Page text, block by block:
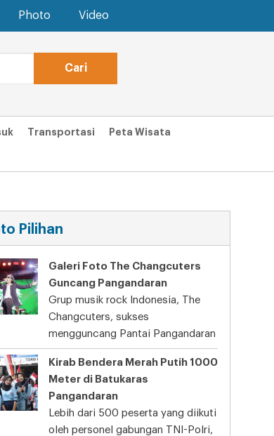
Photo Video
Transportasi Peta Wisata
Pilihan
Galeri Foto The Changcuters
Guncang Pangandaran
Grup musik rock Indonesia, The
Changcuters, sukses
mengguncang Pantai Pangandaran
Kirab Bendera Merah Putih 1000
Meter di Batukaras
Pangandaran
Lebih dari 500 peserta yang diikuti
oleh personel gabungan TNI-Polri,